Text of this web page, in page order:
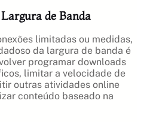
de Banda
limitadas ou medidas,
da largura de banda é
programar downloads
limitar a velocidade de
outras atividades online
conteúdo baseado na